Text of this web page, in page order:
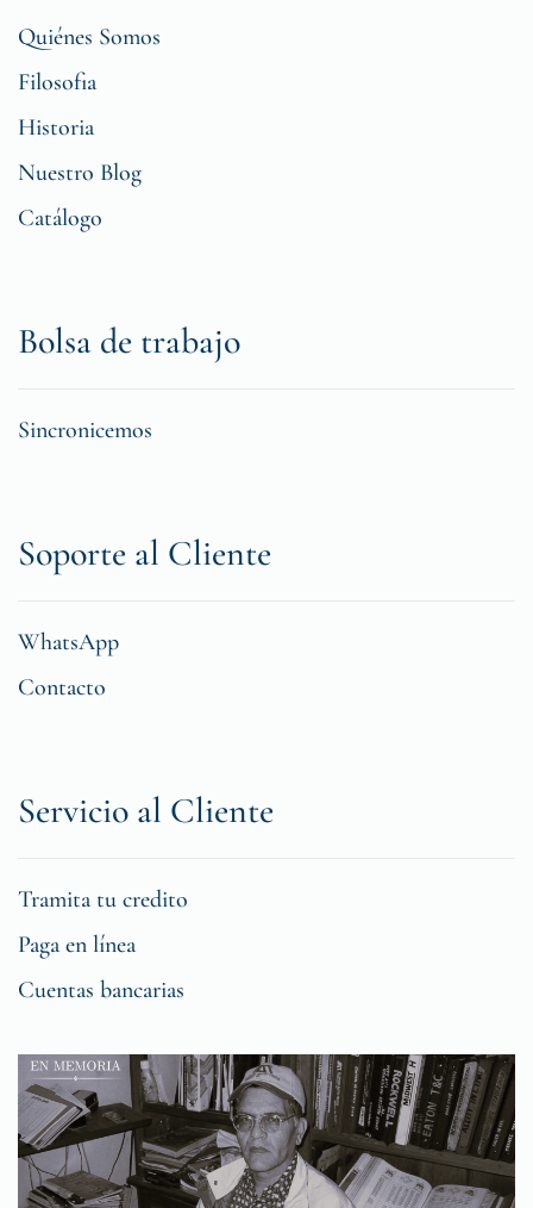
Quiénes Somos
Filosofia
Historia
Nuestro Blog
Catálogo
Bolsa de trabajo
Sincronicemos
Soporte al Cliente
WhatsApp
Contacto
Servicio al Cliente
Tramita tu credito
Paga en línea
Cuentas bancarias